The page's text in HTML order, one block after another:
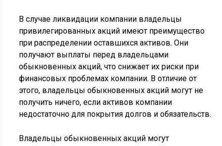
В случае ликвидации компании владельцы
привилегированных акций имеют преимущество
при распределении оставшихся активов. Они
получают выплаты перед владельцами
обыкновенных акций, что снижает их риски при
финансовых проблемах компании. В отличие от
этого, владельцы обыкновенных акций могут не
получить ничего, если активов компании
недостаточно для покрытия долгов и обязательств.
Владельцы обыкновенных акций могут